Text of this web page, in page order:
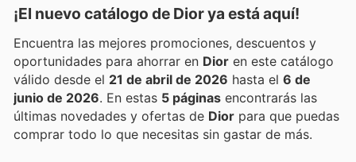
¡El nuevo catálogo de Diorya está aquí!
Encuentra las mejores promociones, descuentos y
oportunidades para ahorrar en Dior en este catálogo
válido desde el 21 de abril de 2026 hasta el 6 de
junio de 2026 . En estas 5 páginas encontrarás las
últimas novedades y ofertas de Dior para que puedas
comprar todo lo que necesitas sin gastar de más.